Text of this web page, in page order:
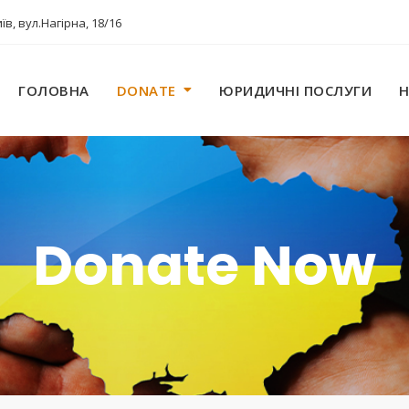
вул.Нагірна, 18/16
ГОЛОВНА DONATE ЮРИДИЧНІ ПОСЛУГИ
Donate Now